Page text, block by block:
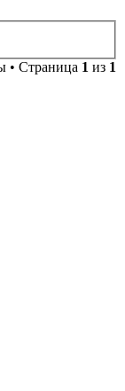
• Страница 1 из 1